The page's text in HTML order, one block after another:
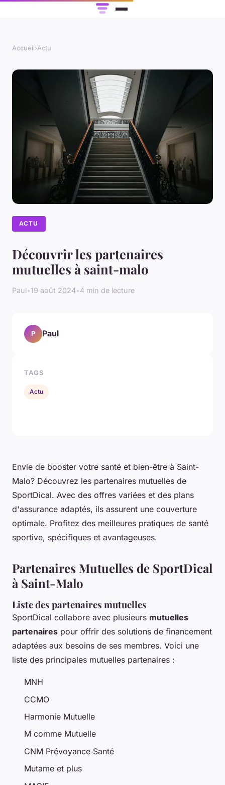
Accueil›Actu
ACTU
Découvrir les partenaires
mutuelles à saint-malo
Paul•19 août 2024•4 min de lecture
Envie de booster votre santé et bien-être à Saint-
Malo? Découvrez les partenaires mutuelles de
SportDical. Avec des offres variées et des plans
d'assurance adaptés, ils assurent une couverture
optimale. Profitez des meilleures pratiques de santé
sportive, spécifiques et avantageuses.
Partenaires Mutuelles de SportDical
à Saint-Malo
Liste des partenaires mutuelles
SportDical collabore avec plusieurs mutuelles
partenaires pour offrir des solutions de financement
adaptées aux besoins de ses membres. Voici une
liste des principales mutuelles partenaires :
MNH
CCMO
Harmonie Mutuelle
M comme Mutuelle
CNM Prévoyance Santé
Mutame et plus
P Paul
TAGS
Actu